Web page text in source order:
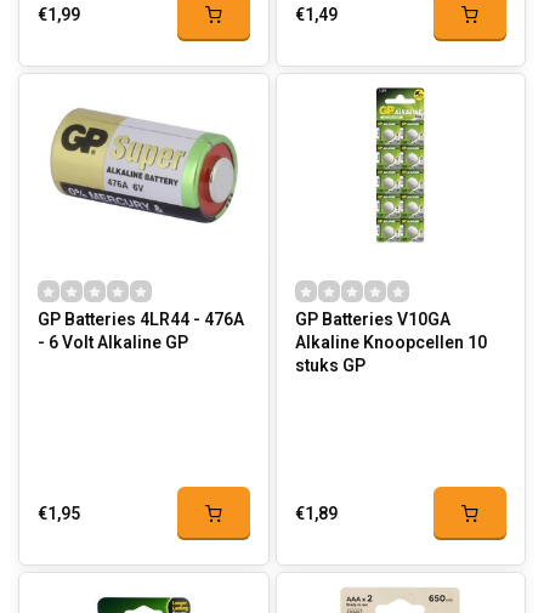
€1,99 €1,49
GP Batteries 4LR44 - 476A
- 6 Volt Alkaline GP
€1,95
GP Batteries V10GA
Alkaline Knoopcellen 10
stuks GP
€1,89